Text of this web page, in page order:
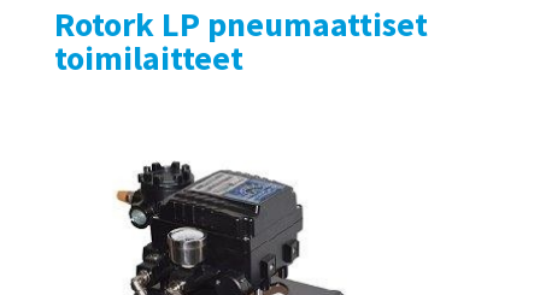
Rotork LP pneumaattiset
toimilaitteet